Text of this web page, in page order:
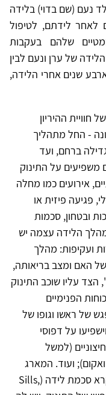
נעם (שם בדוי) בלידה
לאחר לידתם, לטיפול
שלהם בעקבות
של ערן ונעם לבין
שנים אחרי הלידה,
ההיריון
- החל מתהליך
ברחם, ועד
משפיעים על התינוק
אירועים כמו מחלה
פגיעה פיזית או
ובטחון, סכמות
הלידה עצמה יש
ועקיפות: מהלך
האם ומצב בריאותה,
עליו שוכב התינוק
הפנימיים
של ראשו וגופו של
על דפוסי
(למשל
ועוד. המארג
המורכב של ההשפעות והכוחות הללו נקרא סכמת לידה (Sills,